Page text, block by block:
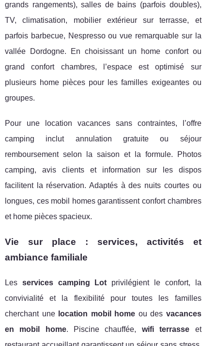
grands rangements), salles de bains (parfois doubles),
TV, climatisation, mobilier extérieur sur terrasse, et
parfois barbecue, Nespresso ou vue remarquable sur la
vallée Dordogne. En choisissant un home confort ou
grand confort chambres, l’espace est optimisé sur
plusieurs home pièces pour les familles exigeantes ou
groupes.
Pour une location vacances sans contraintes, l’offre
camping inclut annulation gratuite ou séjour
remboursement selon la saison et la formule. Photos
camping, avis clients et information sur les dispos
facilitent la réservation. Adaptés à des nuits courtes ou
longues, ces mobil homes garantissent confort chambres
et home pièces spacieux.
Vie sur place : services, activités et
ambiance familiale
Les services camping Lot privilégient le confort, la
convivialité et la flexibilité pour toutes les familles
cherchant une location mobil home ou des vacances
en mobil home. Piscine chauffée, wifi terrasse et